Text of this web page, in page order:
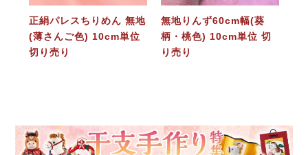
正絹パレスちりめん 無地
(薄さんご色) 10cm単位
切り売り
無地りんず60cm幅(葵
柄・桃色) 10cm単位 切
り売り